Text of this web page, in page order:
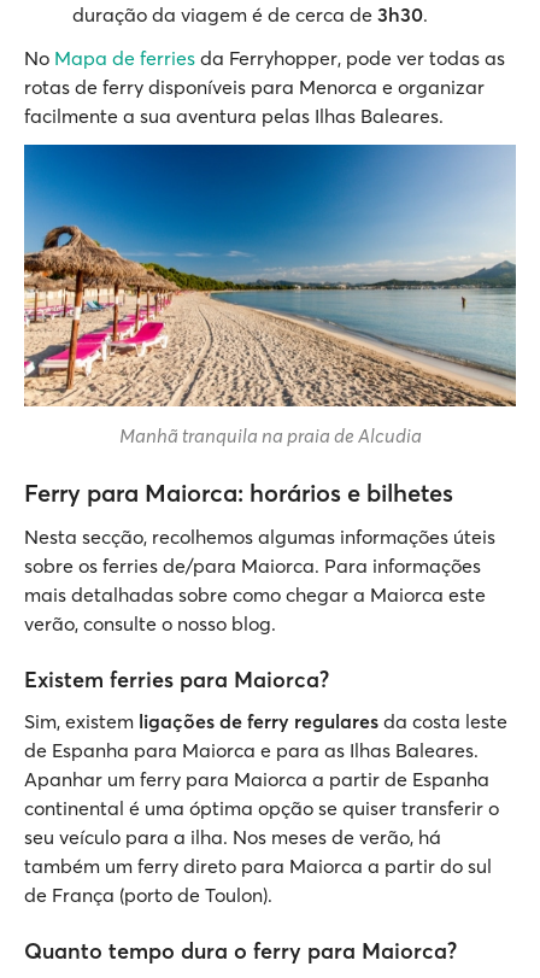
duração da viagem é de cerca de 3h30.
No Mapa de ferries da Ferryhopper, pode ver todas as
rotas de ferry disponíveis para Menorca e organizar
facilmente a sua aventura pelas Ilhas Baleares.
Manhã tranquila na praia de Alcudia
Ferry para Maiorca: horários e bilhetes
Nesta secção, recolhemos algumas informações úteis
sobre os ferries de/para Maiorca. Para informações
mais detalhadas sobre como chegar a Maiorca este
verão, consulte o nosso blog.
Existem ferries para Maiorca?
Sim, existem ligações de ferry regulares da costa leste
de Espanha para Maiorca e para as Ilhas Baleares.
Apanhar um ferry para Maiorca a partir de Espanha
continental é uma óptima opção se quiser transferir o
seu veículo para a ilha. Nos meses de verão, há
também um ferry direto para Maiorca a partir do sul
de França (porto de Toulon).
Quanto tempo dura o ferry para Maiorca?